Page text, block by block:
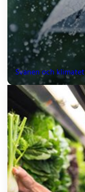
Svanen och klimatet